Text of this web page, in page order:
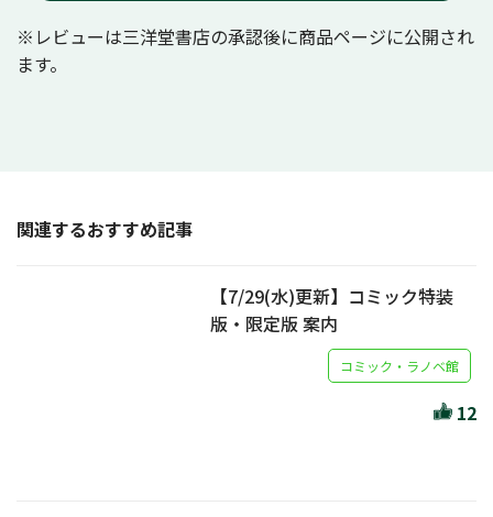
※レビューは三洋堂書店の承認後に商品ページに公開され
ます。
関連するおすすめ記事
【7/29(水)更新】コミック特装
版・限定版 案内
コミック・ラノベ館
12